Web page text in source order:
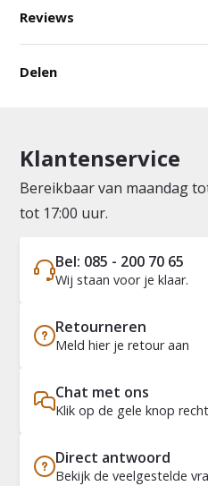
Reviews
Delen
Klantenservice
Bereikbaar van maandag
tot 17:00 uur.
Bel: 085 - 200 70 65
Wij staan voor je klaar.
Retourneren
Meld hier je retour aan
Chat met ons
Klik op de gele knop
Direct antwoord
Bekijk de veelgestelde